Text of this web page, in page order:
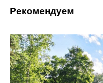
Рекомендуем